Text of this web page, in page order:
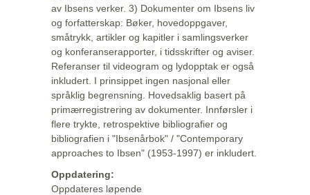
av Ibsens verker. 3) Dokumenter om Ibsens liv
og forfatterskap: Bøker, hovedoppgaver,
småtrykk, artikler og kapitler i samlingsverker
og konferanserapporter, i tidsskrifter og aviser.
Referanser til videogram og lydopptak er også
inkludert. I prinsippet ingen nasjonal eller
språklig begrensning. Hovedsaklig basert på
primærregistrering av dokumenter. Innførsler i
flere trykte, retrospektive bibliografier og
bibliografien i "Ibsenårbok" / "Contemporary
approaches to Ibsen" (1953-1997) er inkludert.
Oppdatering:
Oppdateres løpende